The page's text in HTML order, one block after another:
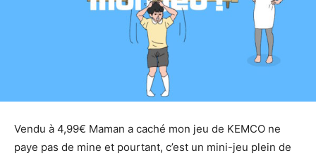
Vendu à 4,99€ Maman a caché mon jeu de KEMCO ne
paye pas de mine et pourtant, c’est un mini-jeu plein de